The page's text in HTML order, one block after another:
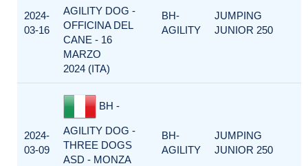
2024-
03-16
AGILITY DOG -
OFFICINA DEL
CANE - 16
MARZO
2024 (ITA)
BH-
AGILITY
JUMPING
JUNIOR 250
2024-
03-09
BH -
AGILITY DOG -
THREE DOGS
ASD - MONZA
BH-
AGILITY
JUMPING
JUNIOR 250